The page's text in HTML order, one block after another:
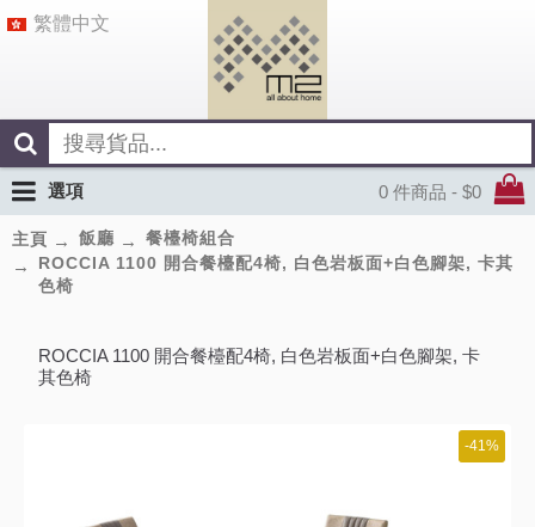
繁體中文
0 件商品 - $0
選項
主頁 飯廳
餐檯椅組合
ROCCIA 1100 開合餐檯配4椅, 白色岩板面+白色腳架, 卡其
色椅
ROCCIA 1100 開合餐檯配4椅, 白色岩板面+白色腳架, 卡
其色椅
-41%